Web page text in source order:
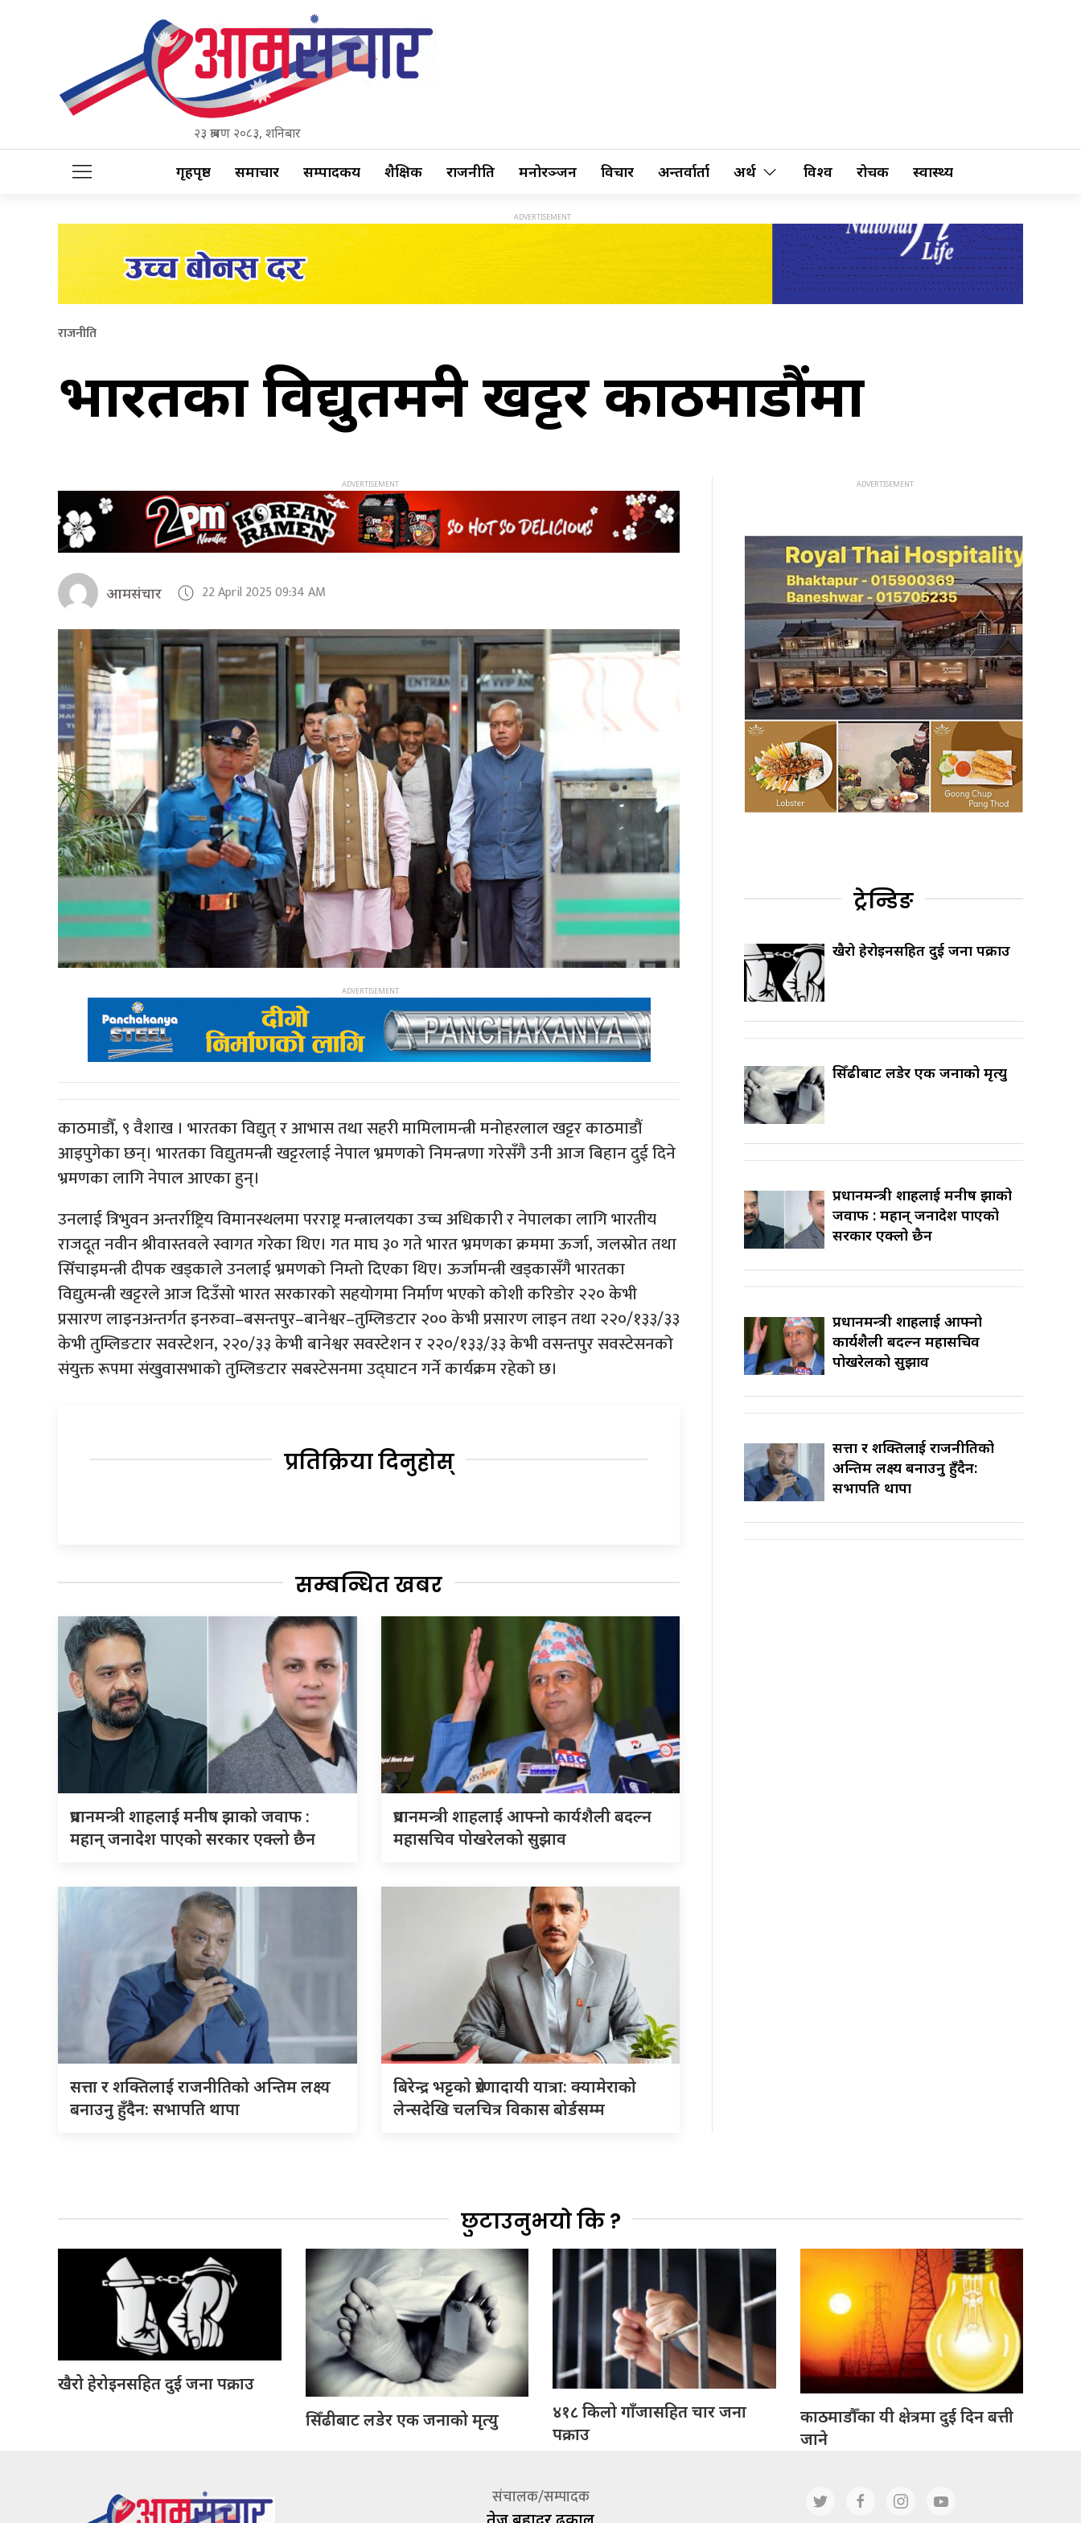
२३ श्रावण २०८३, शनिबार
गृहपृष्ठ समाचार सम्पादकीय शैक्षिक राजनीति मनोरञ्जन विचार अन्तर्वार्ता अर्थ विश्व रोचक स्वास्थ्य
राजनीति
भारतका विद्युतमन्त्री खट्टर काठमाडौंमा
आमसंचार 22 April 2025 09:34 AM
काठमाडौँ, ९ वैशाख । भारतका विद्युत् र आभास तथा सहरी मामिलामन्त्री मनोहरलाल खट्टर काठमाडौं
आइपुगेका छन्। भारतका विद्युतमन्त्री खट्टरलाई नेपाल भ्रमणको निमन्त्रणा गरेसँगै उनी आज बिहान दुई दिने
भ्रमणका लागि नेपाल आएका हुन्।
उनलाई त्रिभुवन अन्तर्राष्ट्रिय विमानस्थलमा परराष्ट्र मन्त्रालयका उच्च अधिकारी र नेपालका लागि भारतीय
राजदूत नवीन श्रीवास्तवले स्वागत गरेका थिए। गत माघ ३० गते भारत भ्रमणका क्रममा ऊर्जा, जलस्रोत तथा
सिँचाइमन्त्री दीपक खड्काले उनलाई भ्रमणको निम्तो दिएका थिए। ऊर्जामन्त्री खड्कासँगै भारतका
विद्युत्मन्त्री खट्टरले आज दिउँसो भारत सरकारको सहयोगमा निर्माण भएको कोशी करिडोर २२० केभी
प्रसारण लाइनअन्तर्गत इनरुवा–बसन्तपुर–बानेश्वर–तुम्लिङटार २०० केभी प्रसारण लाइन तथा २२०/१३३/३३
केभी तुम्लिङटार सवस्टेशन, २२०/३३ केभी बानेश्वर सवस्टेशन र २२०/१३३/३३ केभी वसन्तपुर सवस्टेसनको
संयुक्त रूपमा संखुवासभाको तुम्लिङटार सबस्टेसनमा उद्घाटन गर्ने कार्यक्रम रहेको छ।
प्रतिक्रिया दिनुहोस्
सम्बन्धित खबर
प्रधानमन्त्री शाहलाई मनीष झाको जवाफ :
महान् जनादेश पाएको सरकार एक्लो छैन
प्रधानमन्त्री शाहलाई आफ्नो कार्यशैली बदल्न
महासचिव पोखरेलको सुझाव
सत्ता र शक्तिलाई राजनीतिको अन्तिम लक्ष्य
बनाउनु हुँदैन: सभापति थापा
बिरेन्द्र भट्टको प्रेरणादायी यात्रा: क्यामेराको
लेन्सदेखि चलचित्र विकास बोर्डसम्म
ट्रेन्डिङ
खैरो हेरोइनसहित दुई जना पक्राउ
सिँढीबाट लडेर एक जनाको मृत्यु
प्रधानमन्त्री शाहलाई मनीष झाको
जवाफ : महान् जनादेश पाएको
सरकार एक्लो छैन
प्रधानमन्त्री शाहलाई आफ्नो
कार्यशैली बदल्न महासचिव
पोखरेलको सुझाव
सत्ता र शक्तिलाई राजनीतिको
अन्तिम लक्ष्य बनाउनु हुँदैन:
सभापति थापा
छुटाउनुभयो कि ?
खैरो हेरोइनसहित दुई जना पक्राउ
सिँढीबाट लडेर एक जनाको मृत्यु
४१८ किलो गाँजासहित चार जना
पक्राउ
काठमाडौँका यी क्षेत्रमा दुई दिन बत्ती
जाने
संचालक/सम्पादक